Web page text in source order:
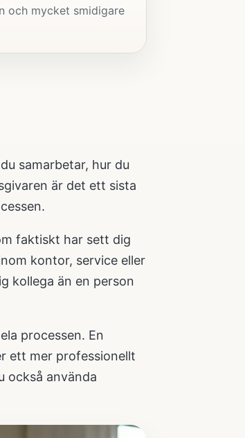
och mycket smidigare
samarbetar, hur du
är det ett sista
faktiskt har sett dig
kontor, service eller
kollega än en person
processen. En
ett mer professionellt
också använda